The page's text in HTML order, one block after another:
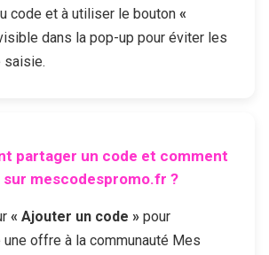
code et à utiliser le bouton «
dans la pop-up pour éviter les
saisie.
partager un code et comment
mescodespromo.fr ?
« Ajouter un code » pour
offre à la communauté Mes